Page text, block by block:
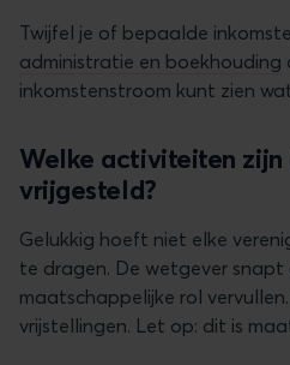
Twijfel je of bepaalde
administratie en boekhouding
inkomstenstroom kunt zien
Welke activiteiten
vrijgesteld?
Gelukkig hoeft niet elke
te dragen. De wetgever
maatschappelijke rol
vrijstellingen. Let op: dit is